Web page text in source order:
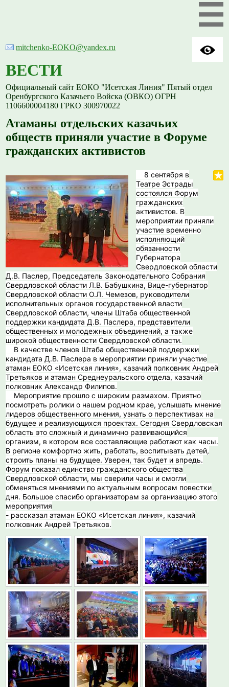
mitchenko-EOKO@yandex.ru
ВЕСТИ
Официальный сайт ЕОКО "Исетская Линия" Пятый отдел
Оренбургского Казачьего Войска (ОВКО) ОГРН
1106600004180 ГРКО 300970022
Атаманы отдельских казачьих
обществ приняли участие в Форуме
гражданских активистов
8 сентября в
Театре Эстрады
состоялся Форум
гражданских
активистов. В
мероприятии приняли
участие временно
исполняющий
обязанности
Губернатора
Свердловской области
Д.В. Паслер, Председатель Законодательного Собрания
Свердловской области Л.В. Бабушкина, Вице-губернатор
Свердловской области О.Л. Чемезов, руководители
исполнительных органов государственной власти
Свердловской области, члены Штаба общественной
поддержки кандидата Д.В. Паслера, представители
общественных и молодежных объединений, а также
широкой общественности Свердловской области.
В качестве членов Штаба общественной поддержки
кандидата Д.В. Паслера в мероприятии приняли участие
атаман ЕОКО «Исетская линия», казачий полковник Андрей
Третьяков и атаман Среднеуральского отдела, казачий
полковник Александр Филипов.
️ Мероприятие прошло с широким размахом. Приятно
посмотреть ролики о нашем родном крае, услышать мнение
лидеров общественного мнения, узнать о перспективах на
будущее и реализующихся проектах. Сегодня Свердловская
область это сложный и динамично развивающийся
организм, в котором все составляющие работают как часы.
В регионе комфортно жить, работать, воспитывать детей,
строить планы на будущее. Уверен, так будет и впредь.
Форум показал единство гражданского общества
Свердловской области, мы сверили часы и смогли
обменяться мнениями по актуальным вопросам повестки
дня. Большое спасибо организаторам за организацию этого
мероприятия
- рассказал атаман ЕОКО «Исетская линия», казачий
полковник Андрей Третьяков.